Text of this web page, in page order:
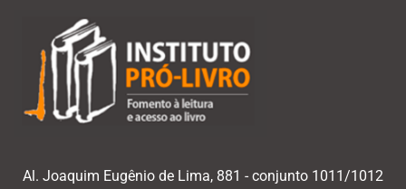
Al. Joaquim Eugênio de Lima, 881 - conjunto 1011/1012